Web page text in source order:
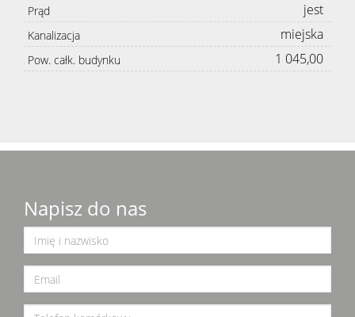
Prąd jest
Kanalizacja miejska
Pow. całk. budynku 1 045,00
Napisz do nas